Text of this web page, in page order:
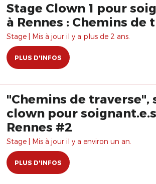
Stage Clown 1 pour
à Rennes : Chemins de
Stage | Mis à jour il y a plus de 2 ans.
PLUS D'INFOS
"Chemins de traverse",
clown pour
Rennes #2
Stage | Mis à jour il y a environ un an.
PLUS D'INFOS